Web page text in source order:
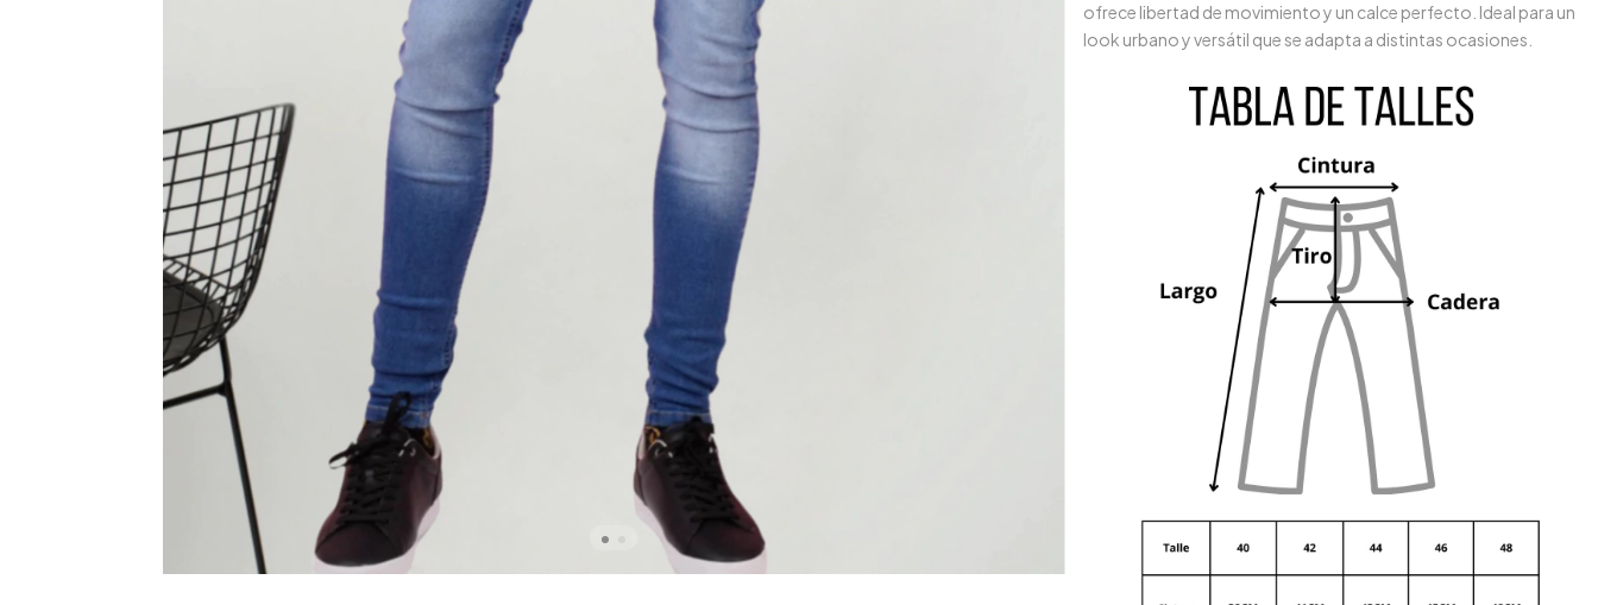
ofrece libertad de movimiento y un calce perfecto. Ideal para un
look urbano y versátil que se adapta a distintas ocasiones.